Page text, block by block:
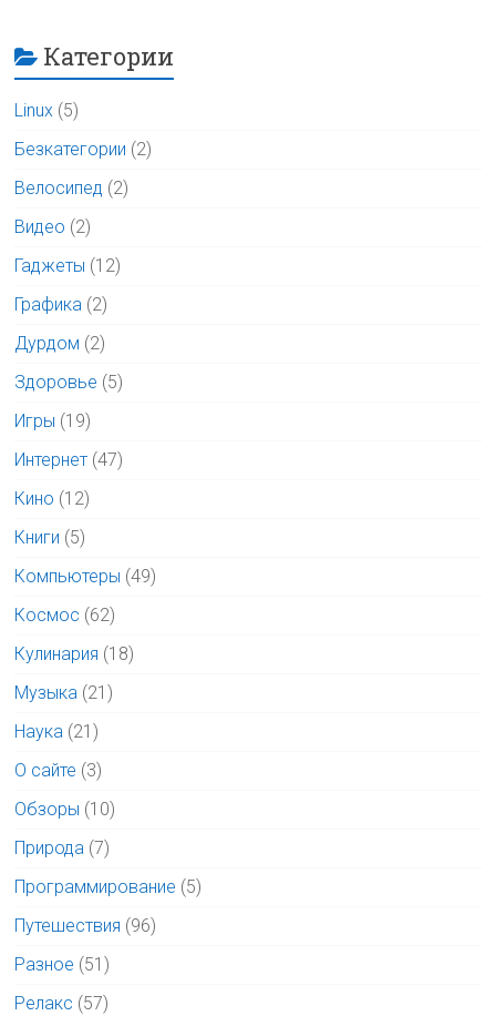
Категории
Linux (5)
Безкатегории (2)
Велосипед (2)
Видео (2)
Гаджеты (12)
Графика (2)
Дурдом (2)
Здоровье (5)
Игры (19)
Интернет (47)
Кино (12)
Книги (5)
Компьютеры (49)
Космос (62)
Кулинария (18)
Музыка (21)
Наука (21)
О сайте (3)
Обзоры (10)
Природа (7)
Программирование (5)
Путешествия (96)
Разное (51)
Релакс (57)